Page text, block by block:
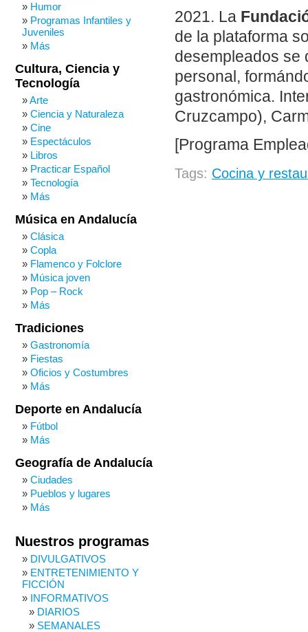
2021. La
de la plataforma
desempleados se
personal,
gastronómica.
Cruzcampo),
[Programa
Tags: Cocina y
Humor
Programas Infantiles y
Juveniles
Más
Cultura, Ciencia y
Tecnología
Arte
Ciencia y Naturaleza
Cine
Espectáculos
Libros
Practicar Español
Tecnología
Más
Música en Andalucía
Clásica
Copla
Flamenco y Folclore
Música joven
Pop – Rock
Más
Tradiciones
Gastronomía
Fiestas
Oficios y Costumbres
Más
Deporte en Andalucía
Fútbol
Más
Geografía de Andalucía
Ciudades
Pueblos y lugares
Más
Nuestros programas
DIVULGATIVOS
ENTRETENIMIENTO Y
FICCIÓN
INFORMATIVOS
DIARIOS
SEMANALES